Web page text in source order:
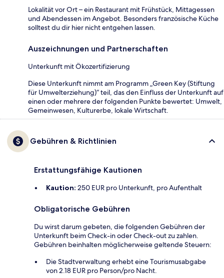
Lokalität vor Ort – ein Restaurant mit Frühstück, Mittagessen
und Abendessen im Angebot. Besonders französische Küche
solltest du dir hier nicht entgehen lassen.
Auszeichnungen und Partnerschaften
Unterkunft mit Ökozertifizierung
Diese Unterkunft nimmt am Programm „Green Key (Stiftung
für Umwelterziehung)“ teil, das den Einfluss der Unterkunft auf
einen oder mehrere der folgenden Punkte bewertet: Umwelt,
Gemeinwesen, Kulturerbe, lokale Wirtschaft.
Gebühren & Richtlinien
Erstattungsfähige Kautionen
Kaution: 250 EUR pro Unterkunft, pro Aufenthalt
Obligatorische Gebühren
Du wirst darum gebeten, die folgenden Gebühren der
Unterkunft beim Check-in oder Check-out zu zahlen.
Gebühren beinhalten möglicherweise geltende Steuern:
Die Stadtverwaltung erhebt eine Tourismusabgabe
von 2.18 EUR pro Person/pro Nacht.